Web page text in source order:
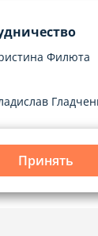
Филюта
будние дни с
Принять